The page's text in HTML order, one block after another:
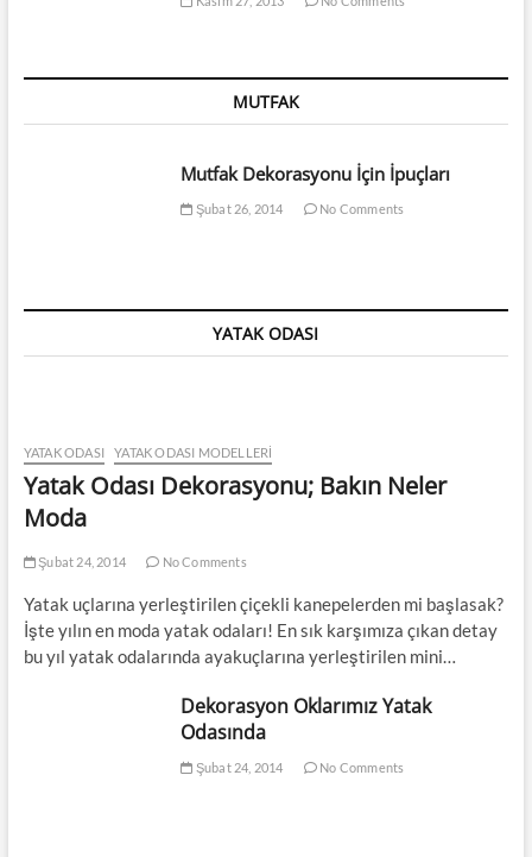
MUTFAK
Mutfak Dekorasyonu İçin İpuçları
Şubat 26, 2014 No Comments
YATAK ODASI
YATAK ODASI YATAK ODASI MODELLERI
Yatak Odası Dekorasyonu; Bakın Neler
Moda
Şubat 24, 2014 No Comments
Yatak uçlarına yerleştirilen çiçekli kanepelerden mi başlasak?
İşte yılın en moda yatak odaları! En sık karşımıza çıkan detay
bu yıl yatak odalarında ayakuçlarına yerleştirilen mini…
Dekorasyon Oklarımız Yatak
Odasında
Şubat 24, 2014 No Comments